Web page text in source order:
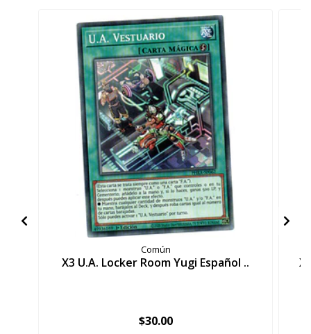
Común
X3 U.A. Locker Room Yugi Español ..
$30.00